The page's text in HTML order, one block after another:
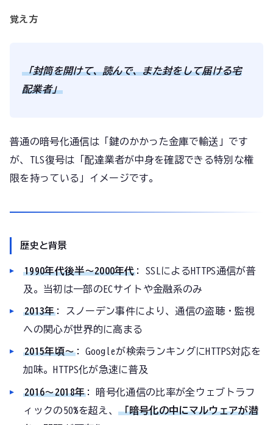
覚え方
「封筒を開けて、読んで、また封をして届ける宅
配業者」
普通の暗号化通信は「鍵のかかった金庫で輸送」です
が、TLS復号は「配達業者が中身を確認できる特別な権
限を持っている」イメージです。
歴史と背景
1990年代後半〜2000年代 : SSLによるHTTPS通信が普
及。当初は一部のECサイトや金融系のみ
2013年 : スノーデン事件により、通信の盗聴・監視
への関心が世界的に高まる
2015年頃〜: Googleが検索ランキングにHTTPS対応を
加味。HTTPS化が急速に普及
2016〜2018年: 暗号化通信の比率が全ウェブトラフ
ィックの50%を超え、 「暗号化の中にマルウェアが潜